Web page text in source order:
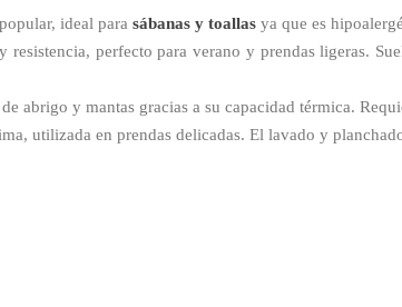
ideal para sábanas y toallas ya que es
resistencia, perfecto para verano y prendas ligeras.
abrigo y mantas gracias a su capacidad térmica.
utilizada en prendas delicadas. El lavado y